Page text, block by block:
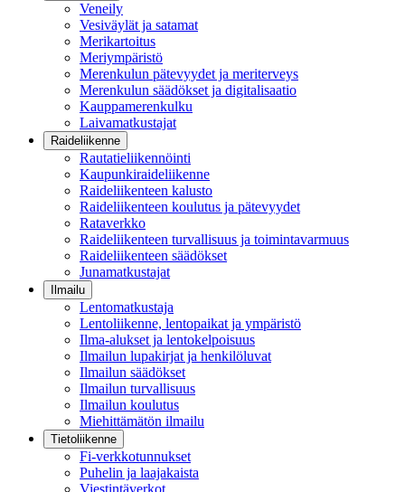
Veneily
Vesiväylät ja satamat
Merikartoitus
Meriympäristö
Merenkulun pätevyydet ja meriterveys
Merenkulun säädökset ja digitalisaatio
Kauppamerenkulku
Laivamatkustajat
Raideliikenne
Rautatieliikennöinti
Kaupunkiraideliikenne
Raideliikenteen kalusto
Raideliikenteen koulutus ja pätevyydet
Rataverkko
Raideliikenteen turvallisuus ja toimintavarmuus
Raideliikenteen säädökset
Junamatkustajat
Ilmailu
Lentomatkustaja
Lentoliikenne, lentopaikat ja ympäristö
Ilma-alukset ja lentokelpoisuus
Ilmailun lupakirjat ja henkilöluvat
Ilmailun säädökset
Ilmailun turvallisuus
Ilmailun koulutus
Miehittämätön ilmailu
Tietoliikenne
Fi-verkkotunnukset
Puhelin ja laajakaista
Viestintäverkot